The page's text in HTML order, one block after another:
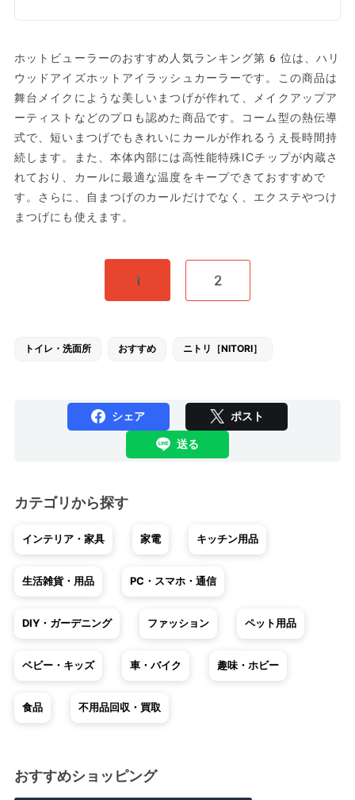
ホットビューラーのおすすめ人気ランキング第6位は、ハリ
ウッドアイズホットアイラッシュカーラーです。この商品は
舞台メイクにような美しいまつげが作れて、メイクアップア
ーティストなどのプロも認めた商品です。コーム型の熱伝導
式で、短いまつげでもきれいにカールが作れるうえ長時間持
続します。また、本体内部には高性能特殊ICチップが内蔵さ
れており、カールに最適な温度をキープできておすすめで
す。さらに、自まつげのカールだけでなく、エクステやつけ
まつげにも使えます。
1 2
トイレ・洗面所 おすすめ ニトリ［NITORI］
シェア ポスト
送る
カテゴリから探す
インテリア・家具 家電 キッチン用品
生活雑貨・用品 PC・スマホ・通信
DIY・ガーデニング ファッション ペット用品
ベビー・キッズ 車・バイク 趣味・ホビー
食品 不用品回収・買取
おすすめショッピング